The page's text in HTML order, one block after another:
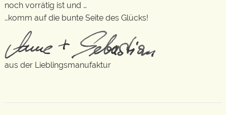
noch vorrätig ist und …
…komm auf die bunte Seite des Glücks!
aus der Lieblingsmanufaktur